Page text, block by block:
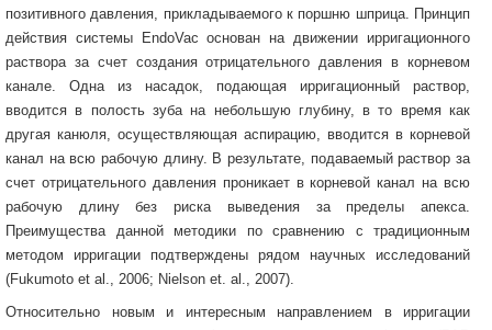
позитивного давления, прикладываемого к поршню шприца. Принцип
действия системы EndoVac основан на движении ирригационного
раствора за счет создания отрицательного давления в корневом
канале. Одна из насадок, подающая ирригационный раствор,
вводится в полость зуба на небольшую глубину, в то время как
другая канюля, осуществляющая аспирацию, вводится в корневой
канал на всю рабочую длину. В результате, подаваемый раствор за
счет отрицательного давления проникает в корневой канал на всю
рабочую длину без риска выведения за пределы апекса.
Преимущества данной методики по сравнению с традиционным
методом ирригации подтверждены рядом научных исследований
(Fukumoto et al., 2006; Nielson et. al., 2007).
Относительно новым и интересным направлением в ирригации